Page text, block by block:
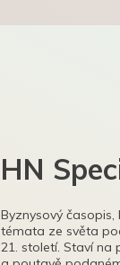
HN
Byznysový
témata ze světa
21. století. Staví na